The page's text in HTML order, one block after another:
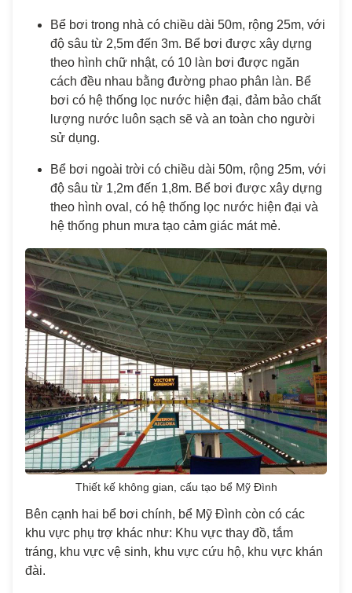
Bể bơi trong nhà có chiều dài 50m, rộng 25m, với
độ sâu từ 2,5m đến 3m. Bể bơi được xây dựng
theo hình chữ nhật, có 10 làn bơi được ngăn
cách đều nhau bằng đường phao phân làn. Bể
bơi có hệ thống lọc nước hiện đại, đảm bảo chất
lượng nước luôn sạch sẽ và an toàn cho người
sử dụng.
Bể bơi ngoài trời có chiều dài 50m, rộng 25m, với
độ sâu từ 1,2m đến 1,8m. Bể bơi được xây dựng
theo hình oval, có hệ thống lọc nước hiện đại và
hệ thống phun mưa tạo cảm giác mát mẻ.
Thiết kế không gian, cấu tạo bể Mỹ Đình
Bên cạnh hai bể bơi chính, bể Mỹ Đình còn có các
khu vực phụ trợ khác như: Khu vực thay đồ, tắm
tráng, khu vực vệ sinh, khu vực cứu hộ, khu vực khán
đài.